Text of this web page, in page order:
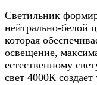
Светильник
нейтрально-белой
которая
освещение,
естественному
свет 4000К